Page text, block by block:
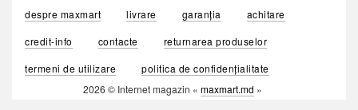
despre maxmart livrare garanția
achitare
credit-info
contacte
returnarea produselor
termeni de utilizare
politica de confidențialitate
2026 © Internet magazin « maxmart.md »